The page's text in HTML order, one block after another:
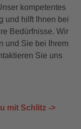
kompetentes
und hilft Ihnen bei
Bedürfnisse. Wir
und Sie bei Ihrem
Sie uns
mit Schlitz ->